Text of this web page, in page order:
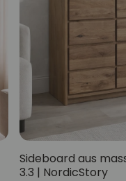
Sideboard aus
3.3 | NordicStory